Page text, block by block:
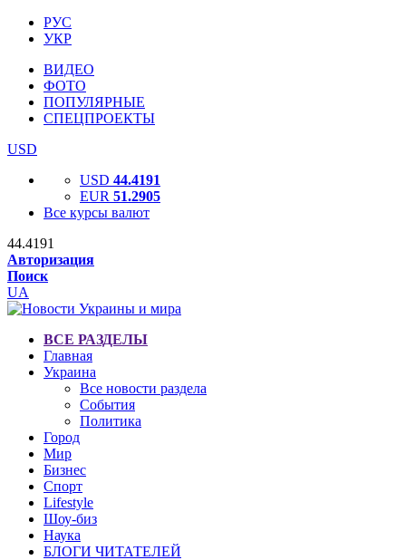
РУС
УКР
ВИДЕО
ФОТО
ПОПУЛЯРНЫЕ
СПЕЦПРОЕКТЫ
USD
USD 44.4191
EUR 51.2905
Все курсы валют
44.4191
Авторизация
Поиск
UA
ВСЕ РАЗДЕЛЫ
Главная
Украина
Все новости раздела
События
Политика
Город
Мир
Бизнес
Спорт
Lifestyle
Шоу-биз
Наука
БЛОГИ ЧИТАТЕЛЕЙ